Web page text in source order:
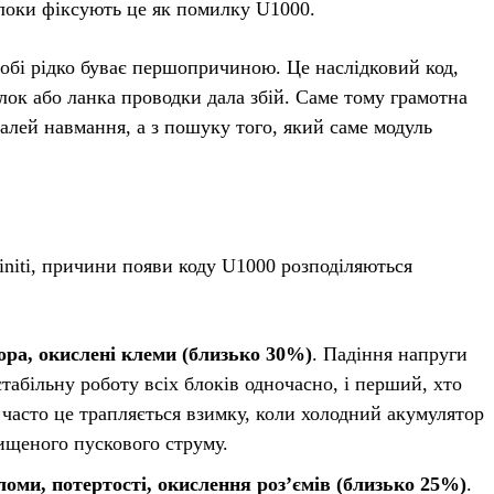
фіксують це як помилку U1000.
рідко буває першопричиною. Це наслідковий код,
або ланка проводки дала збій. Саме тому грамотна
навмання, а з пошуку того, який саме модуль
причини появи коду U1000 розподіляються
окислені клеми (близько 30%). Падіння напруги
роботу всіх блоків одночасно, і перший, хто
це трапляється взимку, коли холодний акумулятор
пускового струму.
потертості, окислення роз’ємів (близько 25%).